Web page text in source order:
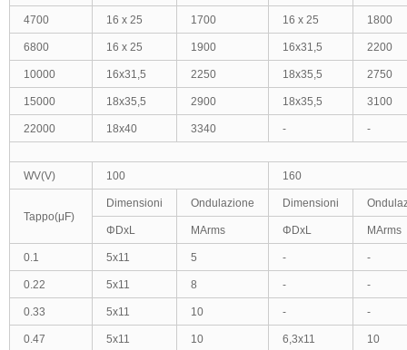
4700 16 x 25 1700 16 x 25 1800
6800 16 x 25 1900 16x31,5 2200
10000 16x31,5 2250 18x35,5 2750
15000 18x35,5 2900 18x35,5 3100
22000 18x40 3340 - -
WV(V) 100 160
Tappo(μF)
Dimensioni Ondulazione Dimensioni
ΦDxL MArms ΦDxL MArms
0.1 5x11 5 - -
0.22 5x11 8 - -
0.33 5x11 10 - -
0.47 5x11 10 6,3x11 10